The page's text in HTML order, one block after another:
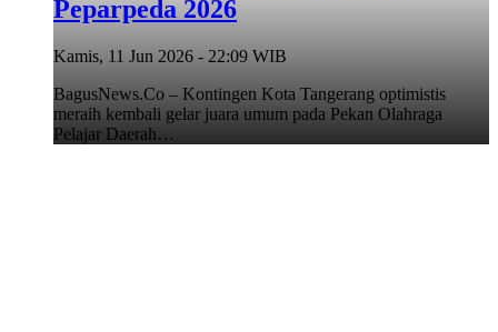
Peparpeda 2026
Kamis, 11 Jun 2026 - 22:09 WIB
BagusNews.Co – Kontingen Kota Tangerang optimistis
meraih kembali gelar juara umum pada Pekan Olahraga
Pelajar Daerah…